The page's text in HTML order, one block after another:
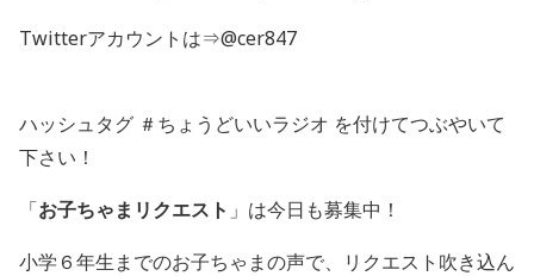
Twitterアカウントは⇒@cer847
ハッシュタグ ＃ちょうどいいラジオ を付けてつぶやいて
下さい！
「お子ちゃまリクエスト 」は今日も募集中！
小学６年生までのお子ちゃまの声で、リクエスト吹き込ん